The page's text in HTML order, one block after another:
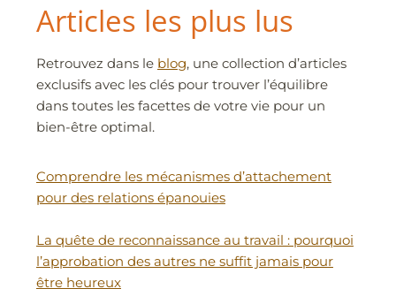
Articles les plus lus
Retrouvez dans le blog, une collection d’articles
exclusifs avec les clés pour trouver l’équilibre
dans toutes les facettes de votre vie pour un
bien-être optimal.
Comprendre les mécanismes d’attachement
pour des relations épanouies
La quête de reconnaissance au travail : pourquoi
l’approbation des autres ne suffit jamais pour
être heureux